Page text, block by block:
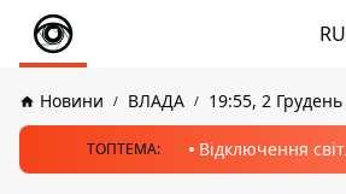
RU
Новини ВЛАДА 19:55, 2
ТОПТЕМА: Відключення